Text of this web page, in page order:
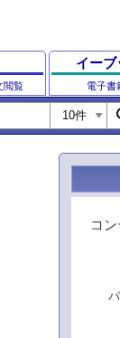
閲覧
イーブ
電子書
コ